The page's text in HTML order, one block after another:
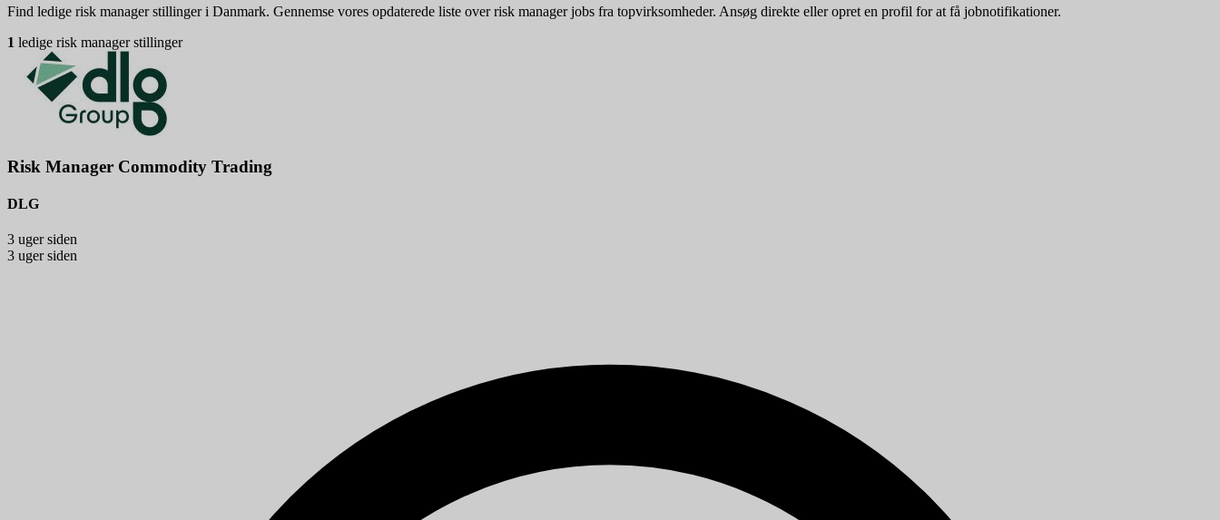
Find ledige risk manager stillinger i Danmark. Gennemse vores opdaterede liste over risk manager jobs fra topvirksomheder. Ansøg direkte eller opret en profil for at få jobnotifikationer.
1 ledige risk manager stillinger
Risk Manager Commodity Trading
DLG
3 uger siden
3 uger siden